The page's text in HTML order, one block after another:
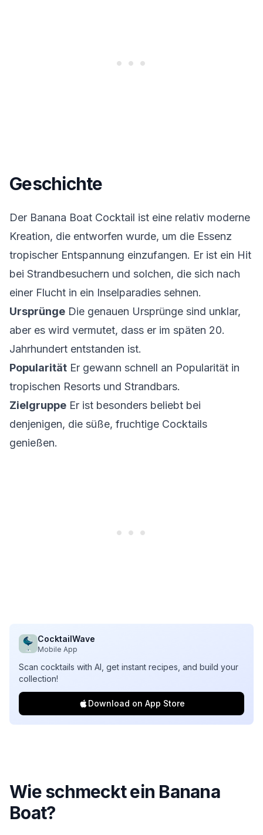
Geschichte
Der Banana Boat Cocktail ist eine relativ moderne
Kreation, die entworfen wurde, um die Essenz
tropischer Entspannung einzufangen. Er ist ein Hit
bei Strandbesuchern und solchen, die sich nach
einer Flucht in ein Inselparadies sehnen.
Ursprünge Die genauen Ursprünge sind unklar,
aber es wird vermutet, dass er im späten 20.
Jahrhundert entstanden ist.
Popularität Er gewann schnell an Popularität in
tropischen Resorts und Strandbars.
Zielgruppe Er ist besonders beliebt bei
denjenigen, die süße, fruchtige Cocktails
genießen.
CocktailWave
Mobile App
Scan cocktails with AI, get instant recipes, and build your
collection!
Download on App Store
Wie schmeckt ein Banana
Boat?